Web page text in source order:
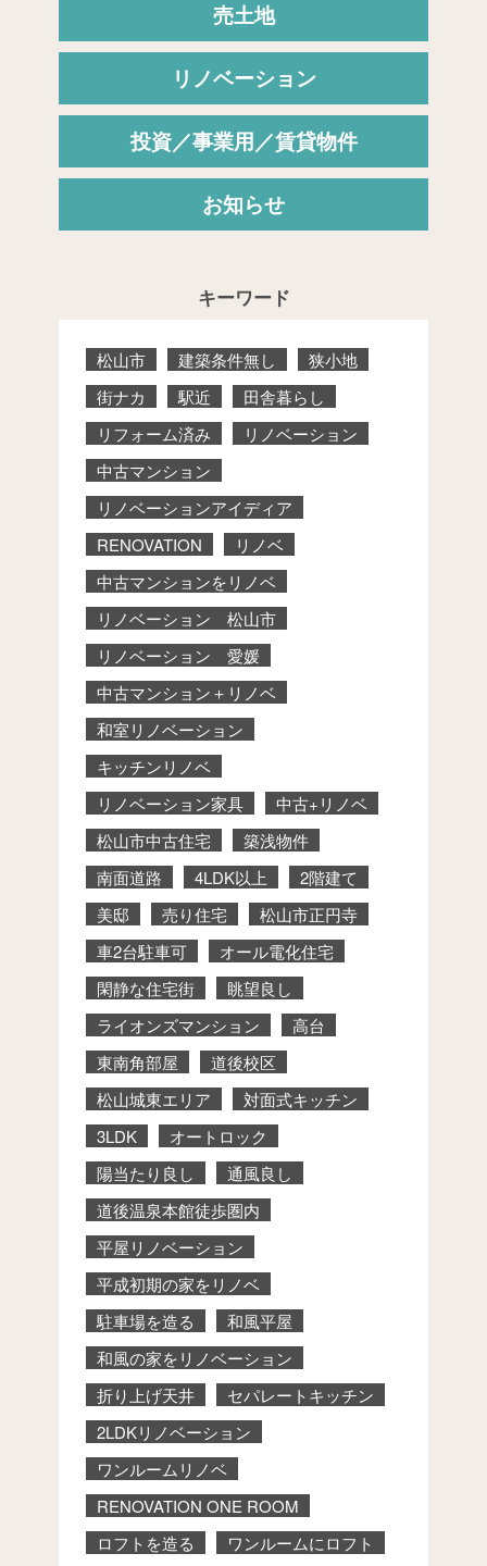
売土地
リノベーション
投資／事業用／賃貸物件
お知らせ
キーワード
松山市 建築条件無し
狭小地
街ナカ
駅近
田舎暮らし
リフォーム済み
リノベーション
中古マンション
リノベーションアイディア
RENOVATION
リノベ
中古マンションをリノベ
リノベーション 松山市
リノベーション 愛媛
中古マンション＋リノベ
和室リノベーション
キッチンリノベ
リノベーション家具
中古+リノベ
松山市中古住宅
築浅物件
南面道路
4LDK以上
2階建て
美邸
売り住宅
松山市正円寺
車2台駐車可
オール電化住宅
閑静な住宅街
眺望良し
ライオンズマンション
高台
東南角部屋
道後校区
松山城東エリア
対面式キッチン
3LDK
オートロック
陽当たり良し
通風良し
道後温泉本館徒歩圏内
平屋リノベーション
平成初期の家をリノベ
駐車場を造る
和風平屋
和風の家をリノベーション
折り上げ天井
セパレートキッチン
2LDKリノベーション
ワンルームリノベ
RENOVATION ONE ROOM
ロフトを造る
ワンルームにロフト